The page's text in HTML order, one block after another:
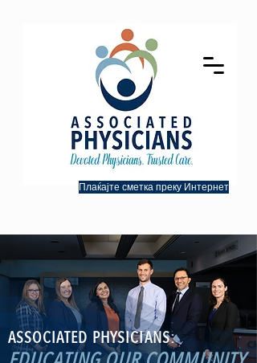
Плаќајте сметка преку Интернет
ASSOCIATED PHYSICIANS: